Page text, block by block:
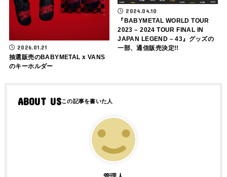
2026.01.21
抽選販売のBABYMETAL x VANS
のキーホルダー
2024.04.10
『BABYMETAL WORLD TOUR
2023 – 2024 TOUR FINAL IN
JAPAN LEGEND – 43』グッズの
一部、通信販売決定!!
ABOUT US